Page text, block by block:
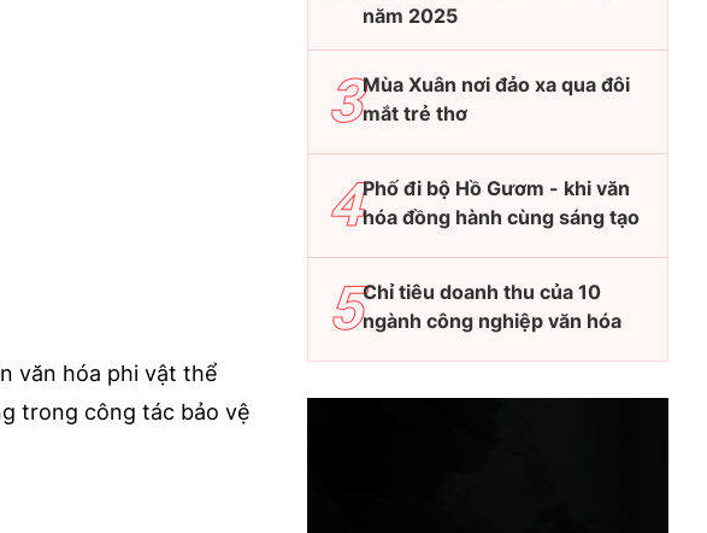
văn hóa phi vật thể
trong công tác bảo vệ
năm 2025
Mùa Xuân nơi đảo xa qua đôi
mắt trẻ thơ
Phố đi bộ Hồ Gươm - khi văn
hóa đồng hành cùng sáng tạo
Chỉ tiêu doanh thu của 10
ngành công nghiệp văn hóa